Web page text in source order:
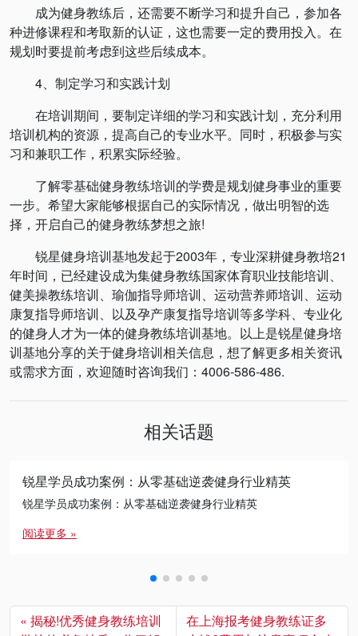
成为健身教练后，还需要不断学习和提升自己，参加各
种进修课程和考取新的认证，这也需要一定的费用投入。在
规划时要提前考虑到这些后续成本。
4、制定学习和实践计划
在培训期间，要制定详细的学习和实践计划，充分利用
培训机构的资源，提高自己的专业水平。同时，积极参与实
习和兼职工作，积累实际经验。
了解零基础健身教练培训的学费是规划健身事业的重要
一步。希望大家能够根据自己的实际情况，做出明智的选
择，开启自己的健身教练梦想之旅!
锐星健身培训基地发起于2003年，专业深耕健身教培21
年时间，已经建设成为集健身教练国家体育职业技能培训、
健美操教练培训、瑜伽指导师培训、运动营养师培训、运动
康复指导师培训、以及孕产康复指导培训等多学科、专业化
的健身人才为一体的健身教练培训基地。以上是锐星健身培
训基地分享的关于健身培训相关信息，想了解更多相关资讯
或需求方面，欢迎随时咨询我们：4006-586-486.
相关话题
锐星学员成功案例：从零基础逆袭健身行业精英
锐星学员成功案例：从零基础逆袭健身行业精英
阅读更多 »
揭秘!优秀健身教练培训
在上海报考健身教练证多